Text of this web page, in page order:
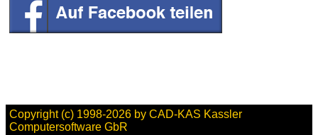
Copyright (c) 1998-2026 by CAD-KAS Kassler
Computersoftware GbR